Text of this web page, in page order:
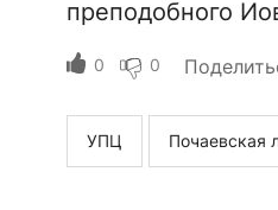
преподобного
0 0
УПЦ Почаевская